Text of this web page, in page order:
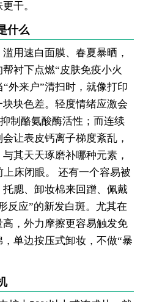
干。
什么
用速白面膜、春夏暴晒，
衬下点燃“皮肤免疫小火
外来户”清扫时，就像打印
块色差。轻度情绪应激会
制酪氨酸酶活性；而连续
让表皮钙离子梯度紊乱，
其天天琢磨补哪种元素，
床闭眼。
还有一个容易被
腮、卸妆棉来回蹭、佩戴
反应”的新发白斑。尤其在
，外力摩擦更容易触发免
单边按压式卸妆，不做“暴